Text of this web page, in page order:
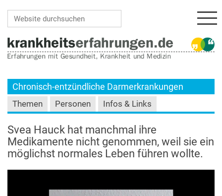
Chronisch-entzündliche Darmerkrankungen
Themen Personen Infos & Links
Svea Hauck hat manchmal ihre
Medikamente nicht genommen, weil sie ein
möglichst normales Leben führen wollte.